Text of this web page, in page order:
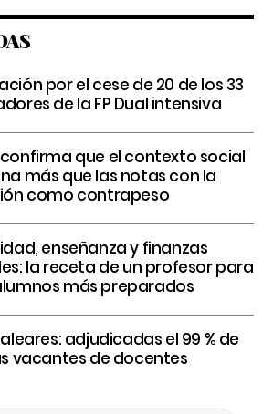
por el cese de 20 de los 33
de la FP Dual intensiva
confirma que el contexto social
más que las notas con la
como contrapeso
enseñanza y finanzas
la receta de un profesor para
más preparados
adjudicadas el 99 % de
vacantes de docentes